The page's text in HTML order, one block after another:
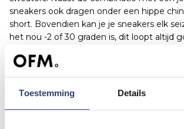
Toestemming Details
sneakers ook dragen onder een hippe
short. Bovendien kan je je sneakers elk
het nou -2 of 30 graden is, dit loopt altijd
Houd deze pagina goed in de gaten
geregeld sneakers in de
webshop bij Only for Men. Maar je kunt
van onze vestigingen bezoeken voor